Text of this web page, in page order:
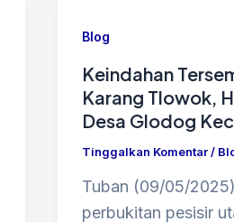
Blog
Keindahan
Karang Tlowok,
Desa Glodog
Tinggalkan Komentar/
Tuban (09/05/
perbukitan pesisir